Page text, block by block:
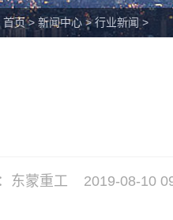
首页 > 新闻中心 >行业新闻>
东蒙重工 2019-08-10